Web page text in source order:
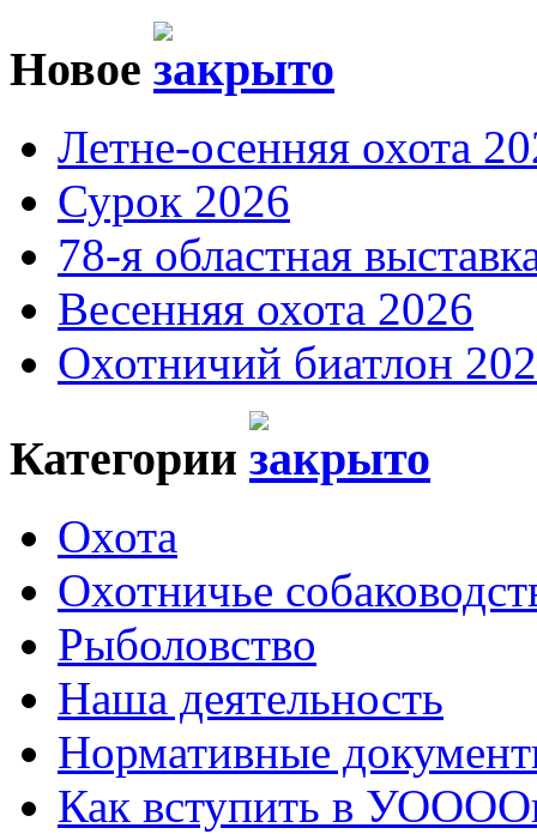
Новое
Летне-осенняя охота
Сурок 2026
78-я областная
Весенняя охота 2026
Охотничий биатлон
Категории
Охота
Охотничье
Рыболовство
Наша деятельность
Нормативные
Как вступить в